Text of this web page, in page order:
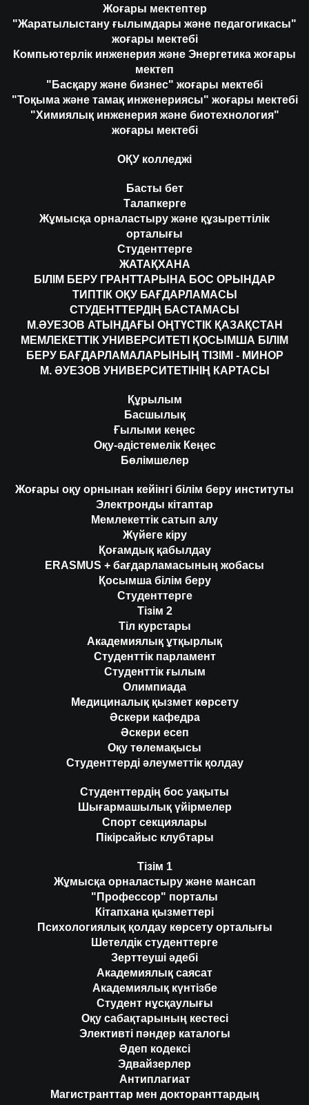
Жоғары мектептер
"Жаратылыстану ғылымдары және педагогикасы"
жоғары мектебі
Компьютерлік инженерия және Энергетика жоғары
мектеп
"Басқару және бизнес" жоғары мектебі
"Тоқыма және тамақ инженериясы" жоғары мектебі
"Химиялық инженерия және биотехнология"
жоғары мектебі
ОҚУ колледжі
Басты бет
Талапкерге
Жұмысқа орналастыру және құзыреттілік
орталығы
Студенттерге
ЖАТАҚХАНА
БІЛІМ БЕРУ ГРАНТТАРЫНА БОС ОРЫНДАР
ТИПТІК ОҚУ БАҒДАРЛАМАСЫ
СТУДЕНТТЕРДІҢ БАСТАМАСЫ
М.ӘУЕЗОВ АТЫНДАҒЫ ОҢТҮСТІК ҚАЗАҚСТАН
МЕМЛЕКЕТТІК УНИВЕРСИТЕТІ ҚОСЫМША БІЛІМ
БЕРУ БАҒДАРЛАМАЛАРЫНЫҢ ТІЗІМІ - МИНОР
М. ӘУЕЗОВ УНИВЕРСИТЕТІНІҢ КАРТАСЫ
Құрылым
Басшылық
Ғылыми кеңес
Оқу-әдістемелік Кеңес
Бөлімшелер
Жоғары оқу орнынан кейінгі білім беру институты
Электронды кітаптар
Мемлекеттік сатып алу
Жүйеге кіру
Қоғамдық қабылдау
ERASMUS + бағдарламасының жобасы
Қосымша білім беру
Студенттерге
Тізім 2
Тіл курстары
Академиялық ұтқырлық
Студенттік парламент
Студенттік ғылым
Олимпиада
Медициналық қызмет көрсету
Әскери кафедра
Әскери есеп
Оқу төлемақысы
Студенттерді әлеуметтік қолдау
Студенттердің бос уақыты
Шығармашылық үйірмелер
Спорт секциялары
Пікірсайыс клубтары
Тізім 1
Жұмысқа орналастыру және мансап
"Профессор" порталы
Кітапхана қызметтері
Психологиялық қолдау көрсету орталығы
Шетелдік студенттерге
Зерттеуші әдебі
Академиялық саясат
Академиялық күнтізбе
Студент нұсқаулығы
Оқу сабақтарының кестесі
Элективті пәндер каталогы
Әдеп кодексі
Эдвайзерлер
Антиплагиат
Магистранттар мен докторанттардың